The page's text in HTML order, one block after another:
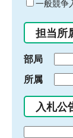
ド
入
力
一般競争
担当所
部局
所属
入札公